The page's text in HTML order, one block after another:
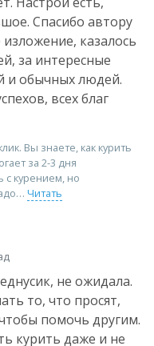
Спасибо автору
казалось
за интересные
и обычных людей.
всех благ
Вы знаете, как курить
за 2-3 дня
с курением, но
Читать
не ожидала.
то, что просят,
помочь другим.
курить даже и не